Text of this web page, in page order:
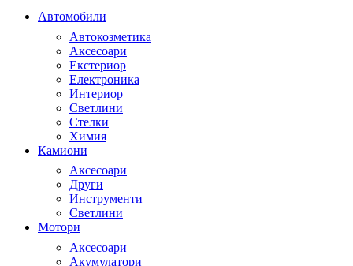
Автомобили
Автокозметика
Аксесоари
Екстериор
Електроника
Интериор
Светлини
Стелки
Химия
Камиони
Аксесоари
Други
Инструменти
Светлини
Мотори
Аксесоари
Акумулатори